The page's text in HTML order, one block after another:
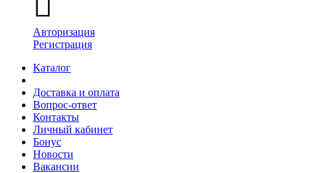
Авторизация
Регистрация
Каталог
Доставка и оплата
Вопрос-ответ
Контакты
Личный кабинет
Бонус
Новости
Вакансии